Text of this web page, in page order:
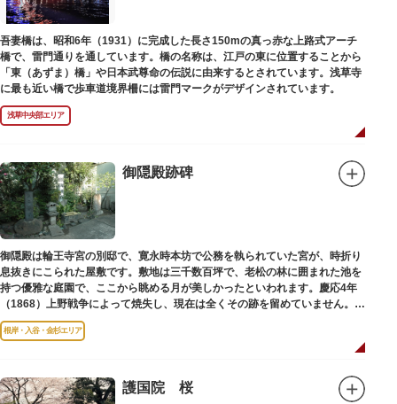
吾妻橋は、昭和6年（1931）に完成した長さ150mの真っ赤な上路式アーチ
橋で、雷門通りを通しています。橋の名称は、江戸の東に位置することから
「東（あずま）橋」や日本武尊命の伝説に由来するとされています。浅草寺
に最も近い橋で歩車道境界柵には雷門マークがデザインされています。
浅草中央部エリア
御隠殿跡碑
御隠殿は輪王寺宮の別邸で、寛永時本坊で公務を執られていた宮が、時折り
息抜きにこられた屋敷です。敷地は三千数百坪で、老松の林に囲まれた池を
持つ優雅な庭園で、ここから眺める月が美しかったといわれます。慶応4年
（1868）上野戦争によって焼失し、現在は全くその跡を留めていません。根
岸薬師堂（ねぎしやくしどう）にあります。
根岸・入谷・金杉エリア
護国院 桜